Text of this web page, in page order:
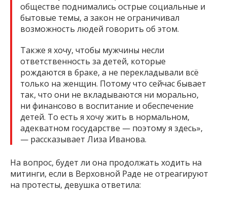
обществе поднимались острые социальные и
бытовые темы, а закон не ограничивал
возможность людей говорить об этом.
Также я хочу, чтобы мужчины несли
ответственность за детей, которые
рождаются в браке, а не перекладывали всё
только на женщин. Потому что сейчас бывает
так, что они не вкладываются ни морально,
ни финансово в воспитание и обеспечение
детей. То есть я хочу жить в нормальном,
адекватном государстве — поэтому я здесь»,
— рассказывает Лиза Иванова.
На вопрос, будет ли она продолжать ходить на
митинги, если в Верховной Раде не отреагируют
на протесты, девушка ответила: